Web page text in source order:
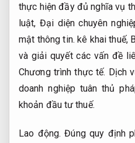
thực hiện đầy đủ nghĩa vụ
luật, Đại diện chuyên
mật thông tin. kê khai thuế,
và giải quyết các vấn đề
Chương trình thực tế. Dịch
doanh nghiệp tuân thủ
khoản đầu tư thuế.
Lao động. Đúng quy định